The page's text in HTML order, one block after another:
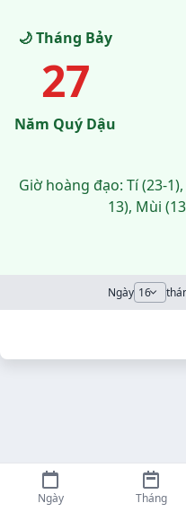
🌙 Tháng Bảy
27
Năm Quý Dậu
Giờ hoàng đạo: Tí (23-
13), Mùi
Ngày
Ngày Tháng